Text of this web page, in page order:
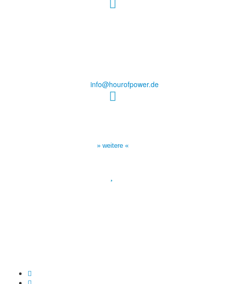
info@hourofpower.de
» weitere «